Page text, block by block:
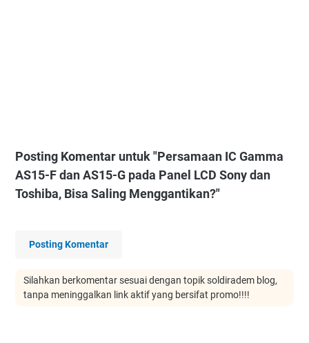
Posting Komentar untuk "Persamaan IC Gamma
AS15-F dan AS15-G pada Panel LCD Sony dan
Toshiba, Bisa Saling Menggantikan?"
Posting Komentar
Silahkan berkomentar sesuai dengan topik soldiradem blog,
tanpa meninggalkan link aktif yang bersifat promo!!!!